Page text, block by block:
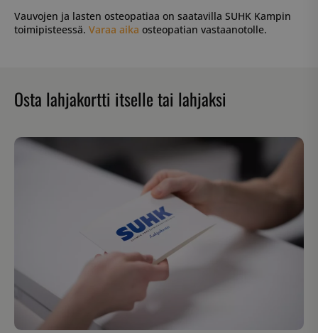
Vauvojen ja lasten osteopatiaa on saatavilla SUHK Kampin
toimipisteessä. Varaa aika osteopatian vastaanotolle.
Osta lahjakortti itselle tai lahjaksi